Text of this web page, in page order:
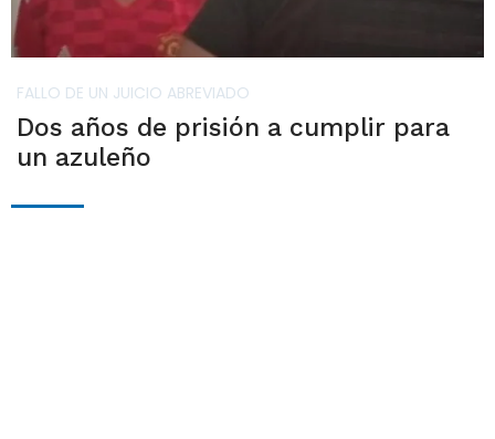
FALLO DE UN JUICIO ABREVIADO
Dos años de prisión a cumplir para
un azuleño